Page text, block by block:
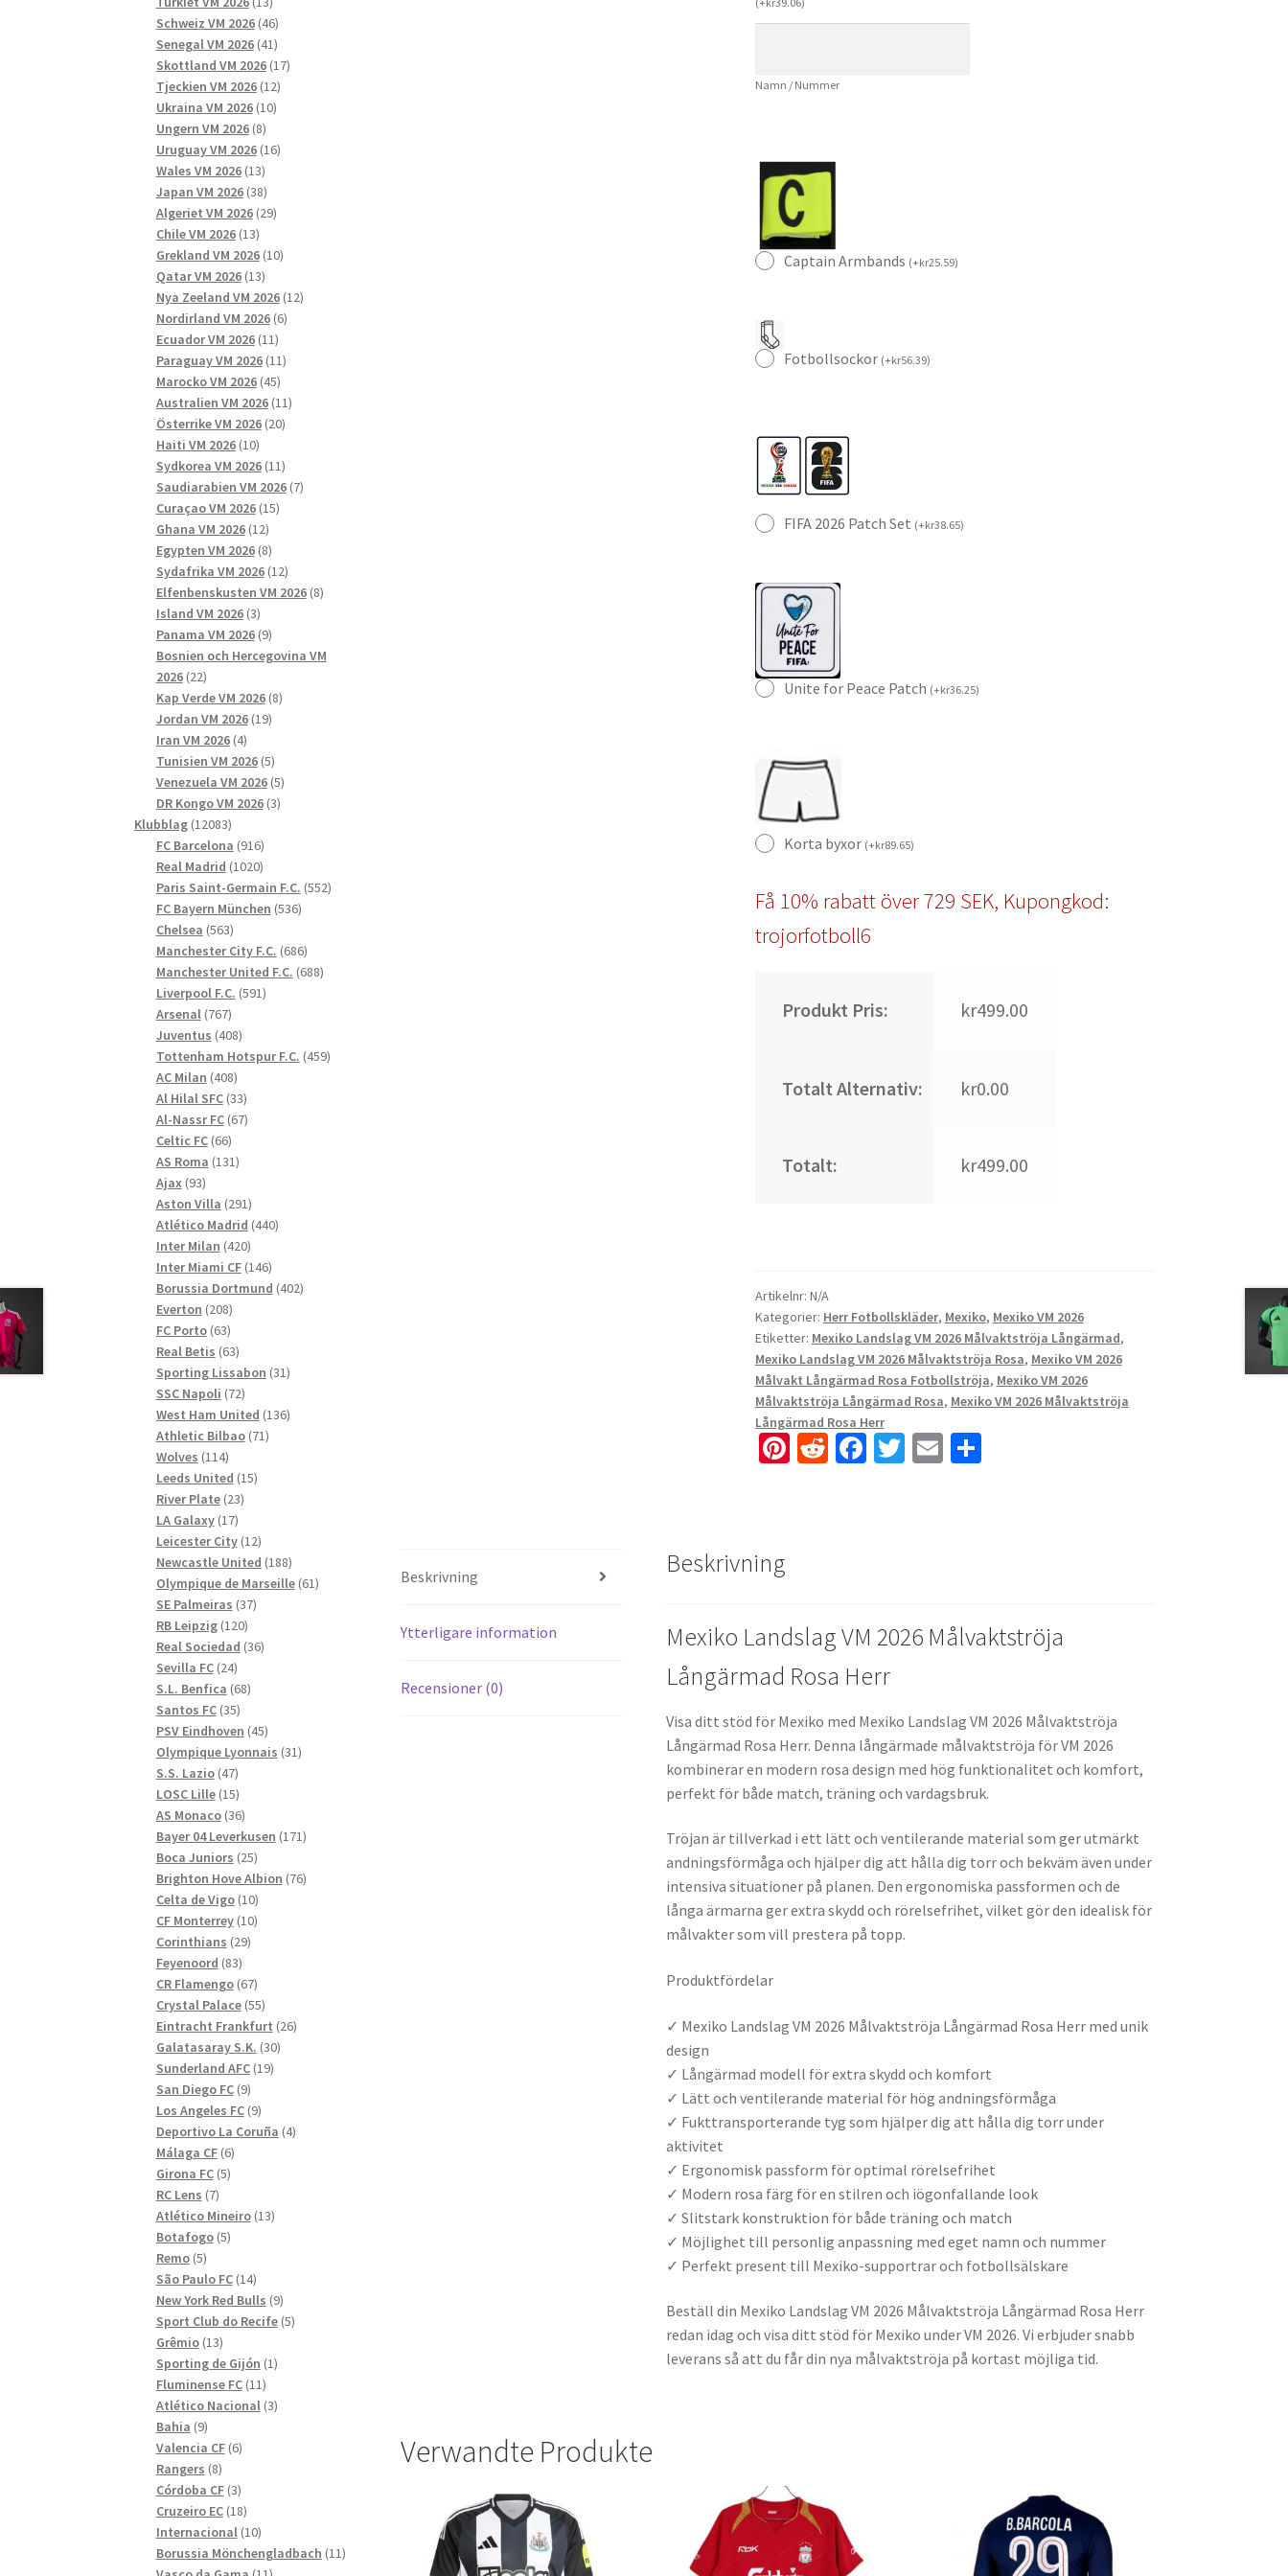
Långärmad
mängd
Namn / Nummer
Captain Armbands (+kr25.59)
Fotbollsockor (+kr56.39)
FIFA 2026 Patch Set (+kr38.65)
Unite for Peace Patch (+kr36.25)
Korta byxor (+kr89.65)
Få 10% rabatt över 729 SEK, Kupongkod:
trojorfotboll6
Produkt Pris: kr499.00
Totalt Alternativ: kr0.00
Totalt: kr499.00
Artikelnr: N/A
Kategorier: Herr Fotbollskläder, Mexiko, Mexiko VM 2026
Etiketter: Mexiko Landslag VM 2026 Målvaktströja Långärmad,
Mexiko Landslag VM 2026 Målvaktströja Rosa, Mexiko VM 2026
Målvakt Långärmad Rosa Fotbollströja, Mexiko VM 2026
Målvaktströja Långärmad Rosa, Mexiko VM 2026 Målvaktströja
Långärmad Rosa Herr
Pi R Fa T E D
Beskrivning
Ytterligare information
Recensioner (0)
Beskrivning
Mexiko Landslag VM 2026 Målvaktströja
Långärmad Rosa Herr
Visa ditt stöd för Mexiko med Mexiko Landslag VM 2026 Målvaktströja
Långärmad Rosa Herr. Denna långärmade målvaktströja för VM 2026
kombinerar en modern rosa design med hög funktionalitet och komfort,
perfekt för både match, träning och vardagsbruk.
Tröjan är tillverkad i ett lätt och ventilerande material som ger utmärkt
andningsförmåga och hjälper dig att hålla dig torr och bekväm även under
intensiva situationer på planen. Den ergonomiska passformen och de
långa ärmarna ger extra skydd och rörelsefrihet, vilket gör den idealisk för
målvakter som vill prestera på topp.
Produktfördelar
✓ Mexiko Landslag VM 2026 Målvaktströja Långärmad Rosa Herr med unik
design
✓ Långärmad modell för extra skydd och komfort
✓ Lätt och ventilerande material för hög andningsförmåga
✓ Fukttransporterande tyg som hjälper dig att hålla dig torr under
aktivitet
✓ Ergonomisk passform för optimal rörelsefrihet
✓ Modern rosa färg för en stilren och iögonfallande look
✓ Slitstark konstruktion för både träning och match
✓ Möjlighet till personlig anpassning med eget namn och nummer
✓ Perfekt present till Mexiko-supportrar och fotbollsälskare
Beställ din Mexiko Landslag VM 2026 Målvaktströja Långärmad Rosa Herr
redan idag och visa ditt stöd för Mexiko under VM 2026. Vi erbjuder snabb
leverans så att du får din nya målvaktströja på kortast möjliga tid.
Verwandte Produkte
produkter
Schweiz VM 2026 4646
produkter
Senegal VM 2026 4141
produkter
Skottland VM 2026 1717
Tjeckien VM 2026 1212
produkter
Ukraina VM 2026 1010
Ungern VM 2026 88
produkter
Uruguay VM 2026 1616
Wales VM 2026 1313
produkter
Japan VM 2026 3838
produkter
Algeriet VM 2026 2929
Chile VM 2026 1313
produkter
Grekland VM 2026 1010
Qatar VM 2026 1313
produkter
Nya Zeeland VM 2026 1212
Nordirland VM 2026 66
Ecuador VM 2026 1111
produkter
Paraguay VM 2026 1111
Marocko VM 2026 4545
produkter
Australien VM 2026 1111
Österrike VM 2026 2020
Haiti VM 2026 1010
produkter
Sydkorea VM 2026 1111
produkter
Saudiarabien VM 2026 77
Curaçao VM 2026 1515
Ghana VM 2026 1212
produkter
Egypten VM 2026 88
produkter
Sydafrika VM 2026 1212
produkter
Elfenbenskusten VM 2026 88
Island VM 2026 33
produkter
Panama VM 2026 99
produkter
Bosnien och Hercegovina VM
2026 2222
produkter
Kap Verde VM 2026 88
Jordan VM 2026 1919
Iran VM 2026 44
produkter
Tunisien VM 2026 55
produkter
Venezuela VM 2026 55
produkter
DR Kongo VM 2026 33
Klubblag 1208312083
produkter
FC Barcelona 916916
produkter
Real Madrid 10201020
produkter
Paris Saint-Germain F.C. 552552
FC Bayern München 536536
Chelsea 563563
produkter
Manchester City F.C. 686686
produkter
Manchester United F.C. 688688
Liverpool F.C. 591591
Arsenal 767767
produkter
Juventus 408408
produkter
Tottenham Hotspur F.C. 459459
AC Milan 408408
produkter
Al Hilal SFC 3333
produkter
Al-Nassr FC 6767
Celtic FC 6666
produkter
AS Roma 131131
Ajax 9393
produkter
Aston Villa 291291
produkter
Atlético Madrid 440440
Inter Milan 420420
produkter
Inter Miami CF 146146
produkter
Borussia Dortmund 402402
Everton 208208
produkter
FC Porto 6363
produkter
Real Betis 6363
produkter
Sporting Lissabon 3131
SSC Napoli 7272
produkter
West Ham United 136136
Athletic Bilbao 7171
Wolves 114114
produkter
Leeds United 1515
River Plate 2323
LA Galaxy 1717
produkter
Leicester City 1212
produkter
Newcastle United 188188
produkter
Olympique de Marseille 6161
SE Palmeiras 3737
RB Leipzig 120120
produkter
Real Sociedad 3636
Sevilla FC 2424
produkter
S.L. Benfica 6868
Santos FC 3535
produkter
PSV Eindhoven 4545
produkter
Olympique Lyonnais 3131
S.S. Lazio 4747
produkter
LOSC Lille 1515
produkter
AS Monaco 3636
produkter
Bayer 04 Leverkusen 171171
Boca Juniors 2525
produkter
Brighton Hove Albion 7676
Celta de Vigo 1010
produkter
CF Monterrey 1010
Corinthians 2929
Feyenoord 8383
produkter
CR Flamengo 6767
produkter
Crystal Palace 5555
produkter
Eintracht Frankfurt 2626
Galatasaray S.K. 3030
Sunderland AFC 1919
San Diego FC 99
produkter
Los Angeles FC 99
produkter
Deportivo La Coruña 44
Málaga CF 66
produkter
Girona FC 55
RC Lens 77
produkter
Atlético Mineiro 1313
Botafogo 55
Remo 55
produkter
São Paulo FC 1414
produkter
New York Red Bulls 99
produkter
Sport Club do Recife 55
Grêmio 1313
produkter
Sporting de Gijón 11
Fluminense FC 1111
produkter
Atlético Nacional 33
Bahia 99
produkter
Valencia CF 66
Rangers 88
produkter
Córdoba CF 33
produkter
Cruzeiro EC 1818
produkter
Internacional 1010
produkter
Borussia Mönchengladbach 1111